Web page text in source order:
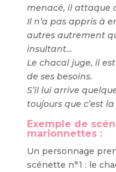
menacé, il attaque
Il n’a pas appris à
autres autrement
insultant…
Le chacal juge, il
de ses besoins.
S’il lui arrive
toujours que c’est
Exemple de
marionnettes :
Un personnage
scénette n°1 : le